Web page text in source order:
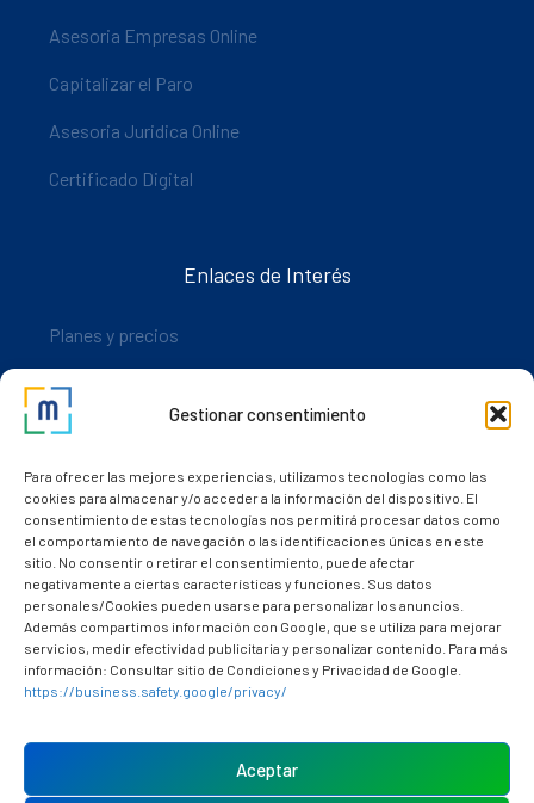
Gestionar consentimiento
Para ofrecer las mejores experiencias, utilizamos tecnologías como las
cookies para almacenar y/o acceder a la información del dispositivo. El
consentimiento de estas tecnologías nos permitirá procesar datos como
el comportamiento de navegación o las identificaciones únicas en este
sitio. No consentir o retirar el consentimiento, puede afectar
negativamente a ciertas características y funciones. Sus datos
personales/Cookies pueden usarse para personalizar los anuncios.
Además compartimos información con Google, que se utiliza para mejorar
servicios, medir efectividad publicitaria y personalizar contenido. Para más
información: Consultar sitio de Condiciones y Privacidad de Google.
https://business.safety.google/privacy/
Aceptar
Asesoria Empresas Online
Capitalizar el Paro
Asesoria Juridica Online
Certificado Digital
Enlaces de Interés
Planes y precios
Descarga nuestra app
Nuestros clientes
Dudas y consultas
Política de cookies (UE)